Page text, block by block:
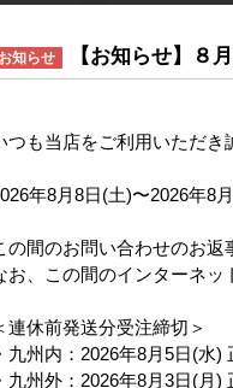
お知らせ 【お知らせ】８
つも当店をご利用いただき
年8月8日(土)〜2026年8
の間のお問い合わせのお返
お、この間のインターネッ
連休前発送分受注締切＞
九州内：2026年8月5日(水)
九州外：2026年8月3日(月)